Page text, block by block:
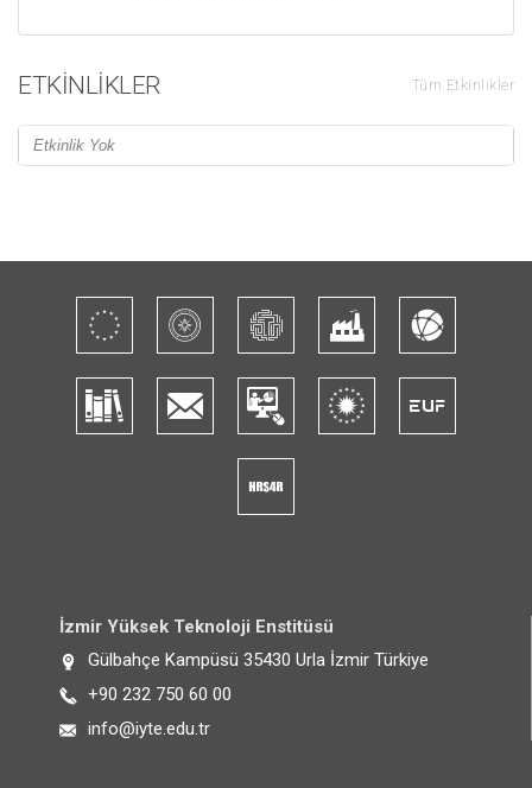
ETKINLIKLER Tüm Etkinlikler
Etkinlik Yok
İzmir Yüksek Teknoloji Enstitüsü
Adres:
Gülbahçe Kampüsü 35430 Urla İzmir Türkiye
Telefon:
+90 232 750 60 00
E-posta:
info@iyte.edu.tr